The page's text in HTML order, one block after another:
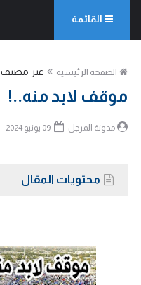
القائمة
الصفحة الرئيسية غير مصنف
موقف لابد منه..!
مدونة المرجل
محتويات المقال